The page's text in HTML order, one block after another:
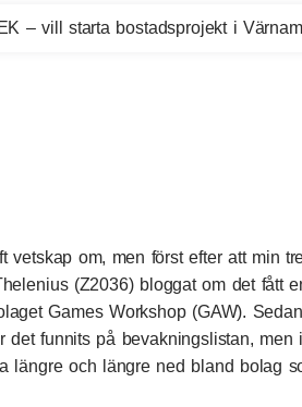
– vill starta bostadsprojekt i
vetskap om, men först efter att min
(Z2036) bloggat om det fått
Games Workshop (GAW).
det funnits på bevakningslistan, men
längre och längre ned bland bolag